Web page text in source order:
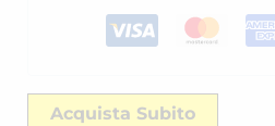
Acquista Subito